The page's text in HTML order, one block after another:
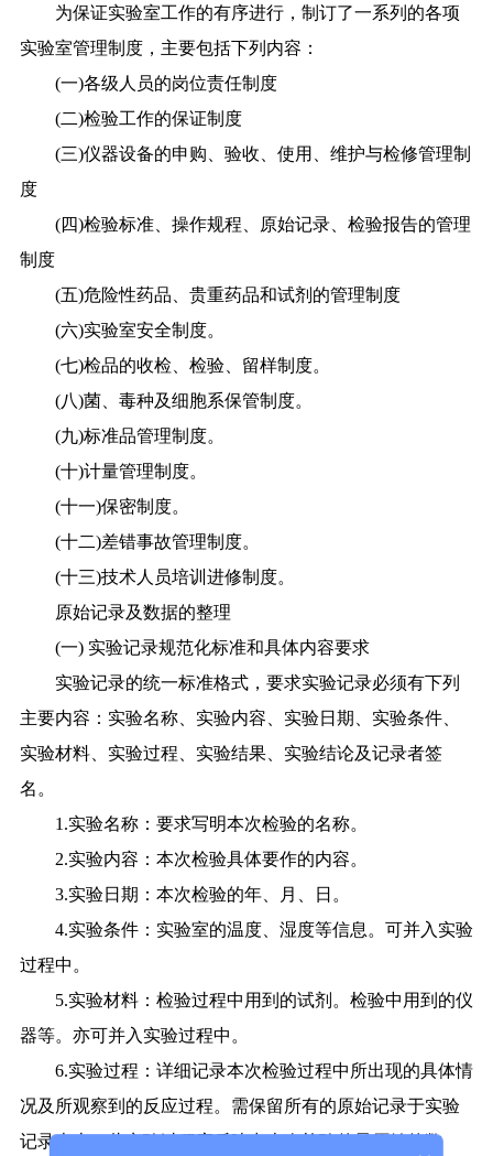
为保证实验室工作的有序进行，制订了一系列的各项
实验室管理制度，主要包括下列内容：
(一)各级人员的岗位责任制度
(二)检验工作的保证制度
(三)仪器设备的申购、验收、使用、维护与检修管理制
度
(四)检验标准、操作规程、原始记录、检验报告的管理
制度
(五)危险性药品、贵重药品和试剂的管理制度
(六)实验室安全制度。
(七)检品的收检、检验、留样制度。
(八)菌、毒种及细胞系保管制度。
(九)标准品管理制度。
(十)计量管理制度。
(十一)保密制度。
(十二)差错事故管理制度。
(十三)技术人员培训进修制度。
原始记录及数据的整理
(一) 实验记录规范化标准和具体内容要求
实验记录的统一标准格式，要求实验记录必须有下列
主要内容：实验名称、实验内容、实验日期、实验条件、
实验材料、实验过程、实验结果、实验结论及记录者签
名。
1.实验名称：要求写明本次检验的名称。
2.实验内容：本次检验具体要作的内容。
3.实验日期：本次检验的年、月、日。
4.实验条件：实验室的温度、湿度等信息。可并入实验
过程中。
5.实验材料：检验过程中用到的试剂。检验中用到的仪
器等。亦可并入实验过程中。
6.实验过程：详细记录本次检验过程中所出现的具体情
况及所观察到的反应过程。需保留所有的原始记录于实验
记录本上。此实验过程应反映出本次检验的最原始的数